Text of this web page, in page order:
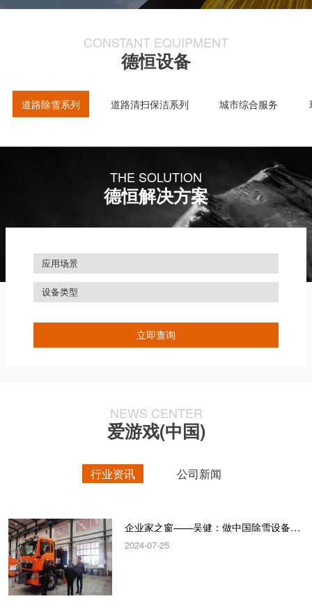
CONSTANT EQUIPMENT
德恒设备
道路除雪系列 道路清扫保洁系列 城市综合服务
THE SOLUTION
德恒解决方案
NEWS CENTER
爱游戏(中国)
行业资讯 公司新闻
企业家之窗——吴健：做中国除雪设备“领跑者”
2024-07-25